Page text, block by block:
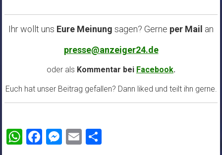
Ihr wollt uns Eure Meinung sagen? Gerne per Mail an
presse@anzeiger24.de
oder als Kommentar bei Facebook.
Euch hat unser Beitrag gefallen? Dann liked und teilt ihn gerne.
WhatsApp
Facebook
Messenger
EmailTeilen